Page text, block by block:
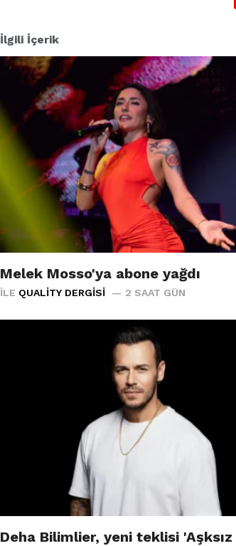
İlgili İçerik
Melek Mosso'ya abone yağdı
İLE QUALITY DERGISI 2 SAAT GÜN
Deha Bilimlier, yeni teklisi 'Aşksız